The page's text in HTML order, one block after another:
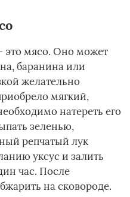
это мясо. Оно может
баранина или
желательно
мягкий,
натереть его
зеленью,
репчатый лук
уксус и залить
час. После
на сковороде.